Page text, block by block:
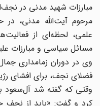
مبارزات شهید مدنی در
مرحوم آیت‌الله مدنی، در
علمی، لحظه‌ای از
مسائل سیاسی و مبارزات
وی در دوران زمامداری جمال
فضلای نجف، برای افشای
وقتی که گفته شد آل‌سعود
کرد و گفت: «باید از نجف